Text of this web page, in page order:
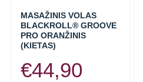
MASAŽINIS VOLAS
BLACKROLL® GROOVE
PRO ORANŽINIS
(KIETAS)
€44,90